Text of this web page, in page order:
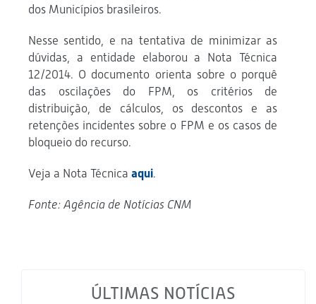
dos Municípios brasileiros.
Nesse sentido, e na tentativa de minimizar as
dúvidas, a entidade elaborou a Nota Técnica
12/2014. O documento orienta sobre o porquê
das oscilações do FPM, os critérios de
distribuição, de cálculos, os descontos e as
retenções incidentes sobre o FPM e os casos de
bloqueio do recurso.
Veja a Nota Técnica aqui.
Fonte: Agência de Notícias CNM
ÚLTIMAS NOTÍCIAS